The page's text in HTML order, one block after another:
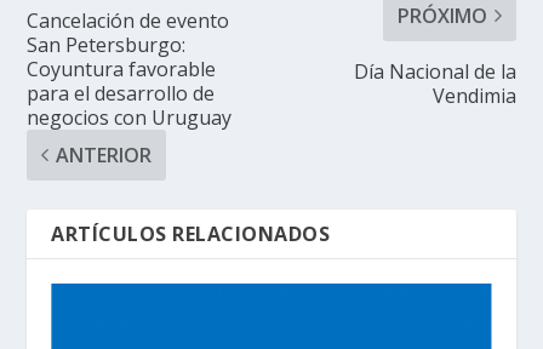
Cancelación de evento
San Petersburgo:
Coyuntura favorable
para el desarrollo de
negocios con Uruguay
ANTERIOR
PRÓXIMO
Día Nacional de la
Vendimia
ARTÍCULOS RELACIONADOS